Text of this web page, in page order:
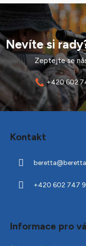
Nevíte si
Zeptejte se
+420 602
Kontakt
beretta@
+420 602 747
Informace pro